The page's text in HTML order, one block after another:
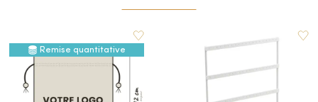
Remise quantitative